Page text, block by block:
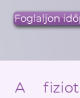
Foglaljon
A